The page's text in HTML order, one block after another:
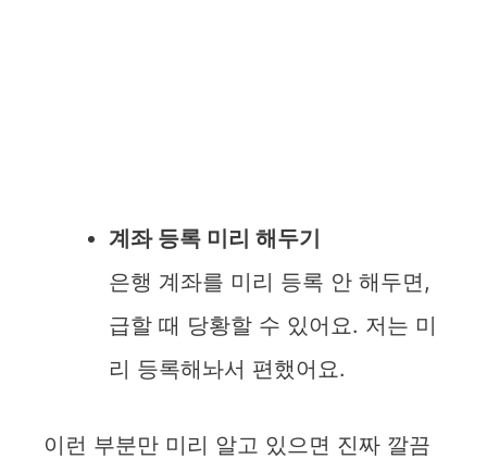
계좌 등록 미리 해두기
은행 계좌를 미리 등록 안 해두면,
급할 때 당황할 수 있어요. 저는 미
리 등록해놔서 편했어요.
이런 부분만 미리 알고 있으면 진짜 깔끔